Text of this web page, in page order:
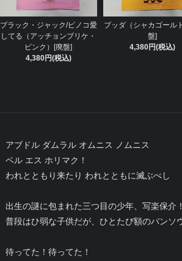
ブラック・ジャック/ピノコ愛
してる（アッチョンブリケ・
ピンク）[廃盤]
4,380円(税込)
ブッダ（シャカゴール
盤]
4,380円(税込)
アブドル ダムラル オムニス ノムニス
ベル エス ホリマク！
われとともり来たり われとともに滅ぶべし
出生の謎に包まれた三つ目の少年、写楽保介！
普段はひ弱な子供だが、ひとたび額のバンソ
待ってた！待ってた！